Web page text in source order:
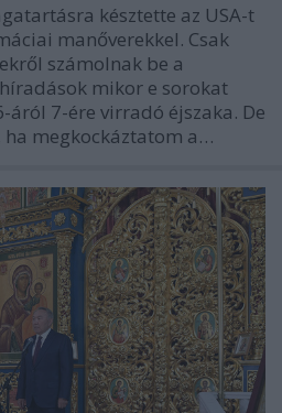
késztette az USA-t
manőverekkel. Csak
számolnak be a
mikor e sorokat
áról 7-ére virradó éjszaka. De
megkockáztatom a…